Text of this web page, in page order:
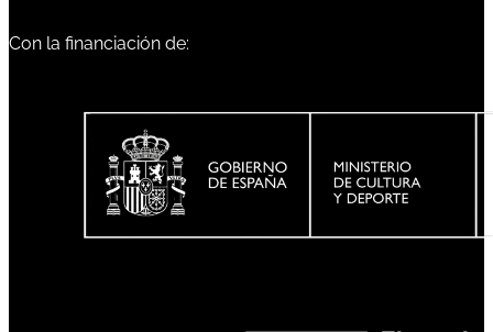
Con la financiación de: